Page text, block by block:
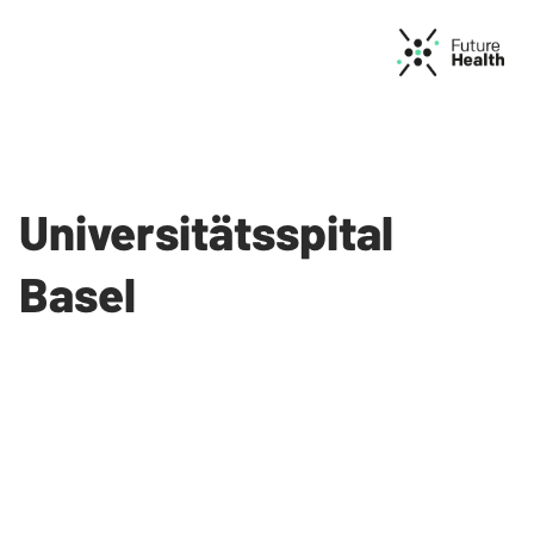
Universitätsspital
Basel